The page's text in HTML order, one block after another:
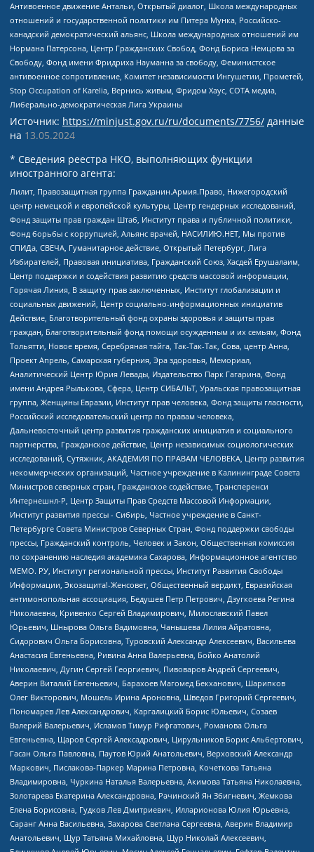
Антивоенное движение Антальи, Открытый диалог, Школа международных
отношений и государственной политики им Питера Мунка, Российско-
канадский демократический альянс, Школа международных отношений им
Нормана Патерсона, Центр Гражданских Свобод, Фонд Бориса Немцова за
Свободу, Фонд имени Фридриха Науманна за свободу, Феминистское
антивоенное сопротивление, Комитет независимости Ингушетии, Прометей,
Stop Occupation of Karelia, Вернись живым, Фридом Хаус, СОТА медиа,
Либерально-демократическая Лига Украины
Источник: https://minjust.gov.ru/ru/documents/7756/ данные
на 13.05.2024
* Сведения реестра НКО, выполняющих функции
иностранного агента:
Лилит, Правозащитная группа Гражданин.Армия.Право, Нижегородский
центр немецкой и европейской культуры, Центр гендерных исследований,
Фонд защиты прав граждан Штаб, Институт права и публичной политики,
Фонд борьбы с коррупцией, Альянс врачей, НАСИЛИЮ.НЕТ, Мы против
СПИДа, СВЕЧА, Гуманитарное действие, Открытый Петербург, Лига
Избирателей, Правовая инициатива, Гражданский Союз, Хасдей Ерушалаим,
Центр поддержки и содействия развитию средств массовой информации,
Горячая Линия, В защиту прав заключенных, Институт глобализации и
социальных движений, Центр социально-информационных инициатив
Действие, Благотворительный фонд охраны здоровья и защиты прав
граждан, Благотворительный фонд помощи осужденным и их семьям, Фонд
Тольятти, Новое время, Серебряная тайга, Так-Так-Так, Сова, центр Анна,
Проект Апрель, Самарская губерния, Эра здоровья, Мемориал,
Аналитический Центр Юрия Левады, Издательство Парк Гагарина, Фонд
имени Андрея Рылькова, Сфера, Центр СИБАЛЬТ, Уральская правозащитная
группа, Женщины Евразии, Институт прав человека, Фонд защиты гласности,
Российский исследовательский центр по правам человека,
Дальневосточный центр развития гражданских инициатив и социального
партнерства, Гражданское действие, Центр независимых социологических
исследований, Сутяжник, АКАДЕМИЯ ПО ПРАВАМ ЧЕЛОВЕКА, Центр развития
некоммерческих организаций, Частное учреждение в Калининграде Совета
Министров северных стран, Гражданское содействие, Трансперенси
Интернешнл-Р, Центр Защиты Прав Средств Массовой Информации,
Институт развития прессы - Сибирь, Частное учреждение в Санкт-
Петербурге Совета Министров Северных Стран, Фонд поддержки свободы
прессы, Гражданский контроль, Человек и Закон, Общественная комиссия
по сохранению наследия академика Сахарова, Информационное агентство
МЕМО. РУ, Институт региональной прессы, Институт Развития Свободы
Информации, Экозащита!-Женсовет, Общественный вердикт, Евразийская
антимонопольная ассоциация, Бедушев Петр Петрович, Дзугкоева Регина
Николаевна, Кривенко Сергей Владимирович, Милославский Павел
Юрьевич, Шнырова Ольга Вадимовна, Чанышева Лилия Айратовна,
Сидорович Ольга Борисовна, Туровский Александр Алексеевич, Васильева
Анастасия Евгеньевна, Ривина Анна Валерьевна, Бойко Анатолий
Николаевич, Дугин Сергей Георгиевич, Пивоваров Андрей Сергеевич,
Аверин Виталий Евгеньевич, Барахоев Магомед Бекханович, Шарипков
Олег Викторович, Мошель Ирина Ароновна, Шведов Григорий Сергеевич,
Пономарев Лев Александрович, Каргалицкий Борис Юльевич, Созаев
Валерий Валерьевич, Исламов Тимур Рифгатович, Романова Ольга
Евгеньевна, Щаров Сергей Алексадрович, Цирульников Борис Альбертович,
Гасан Ольга Павловна, Паутов Юрий Анатольевич, Верховский Александр
Маркович, Пислакова-Паркер Марина Петровна, Кочеткова Татьяна
Владимировна, Чуркина Наталья Валерьевна, Акимова Татьяна Николаевна,
Золотарева Екатерина Александровна, Рачинский Ян Збигневич, Жемкова
Елена Борисовна, Гудков Лев Дмитриевич, Илларионова Юлия Юрьевна,
Саранг Анна Васильевна, Захарова Светлана Сергеевна, Аверин Владимир
Анатольевич, Щур Татьяна Михайловна, Щур Николай Алексеевич,